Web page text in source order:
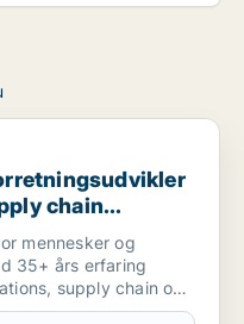
/ direktør / hr-
chain
mennesker og
35+ års erfaring
supply chain og
resultater